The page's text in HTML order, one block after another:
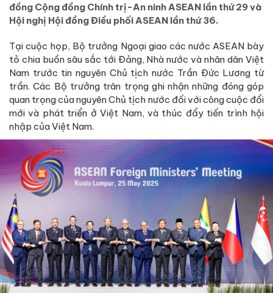
đồng Cộng đồng Chính trị-An ninh ASEAN lần thứ 29 và
Hội nghị Hội đồng Điều phối ASEAN lần thứ 36.
Tại cuộc họp, Bộ trưởng Ngoại giao các nước ASEAN bày
tỏ chia buồn sâu sắc tới Đảng, Nhà nước và nhân dân Việt
Nam trước tin nguyên Chủ tịch nước Trần Đức Lương từ
trần. Các Bộ trưởng trân trọng ghi nhận những đóng góp
quan trọng của nguyên Chủ tịch nước đối với công cuộc đổi
mới và phát triển ở Việt Nam, và thúc đẩy tiến trình hội
nhập của Việt Nam.